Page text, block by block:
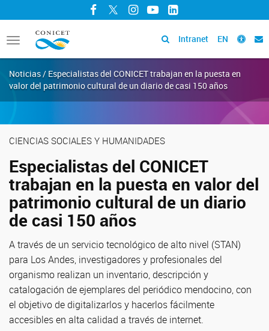
Facebook
TwitterInstagram
YouTubeLinkedIn
Toggle
navigation
Intranet EN
Noticias / Especialistas del CONICET trabajan en la puesta en
valor del patrimonio cultural de un diario de casi 150 años
CIENCIAS SOCIALES Y HUMANIDADES
Especialistas del CONICET
trabajan en la puesta en valor del
patrimonio cultural de un diario
de casi 150 años
A través de un servicio tecnológico de alto nivel (STAN)
para Los Andes, investigadores y profesionales del
organismo realizan un inventario, descripción y
catalogación de ejemplares del periódico mendocino, con
el objetivo de digitalizarlos y hacerlos fácilmente
accesibles en alta calidad a través de internet.